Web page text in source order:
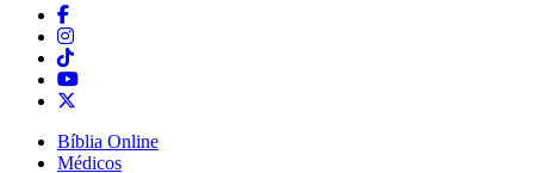
Bíblia Online
Médicos